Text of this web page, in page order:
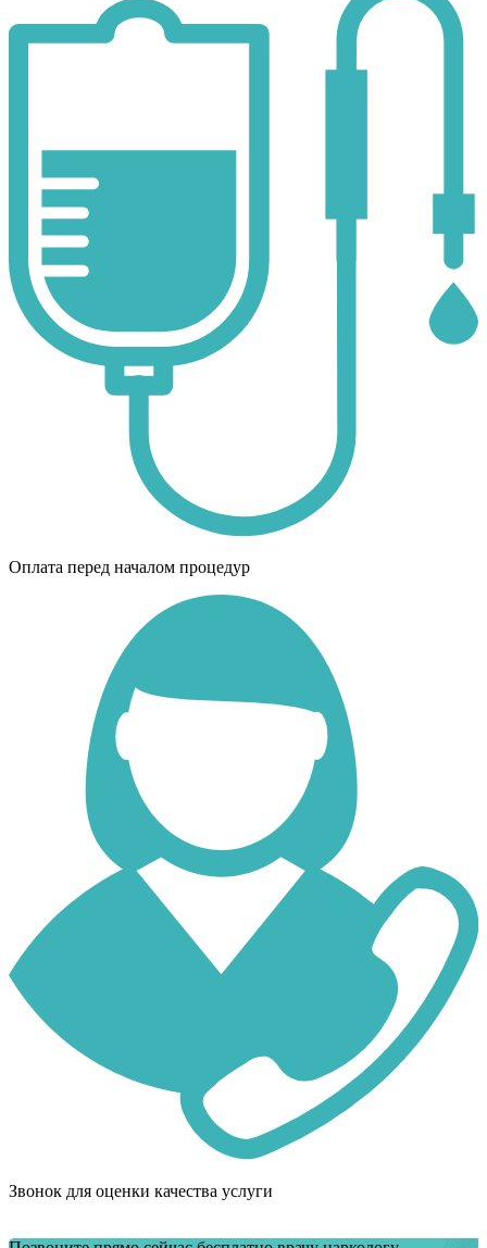
Оплата перед началом процедур
Звонок для оценки качества услуги